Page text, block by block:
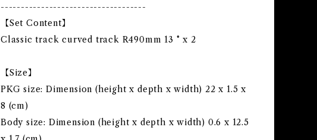
------------------------------------
【Set Content】
Classic track curved track R490mm 13 ° x 2
【Size】
PKG size: Dimension (height x depth x width) 22 x 1.5 x
8 (cm)
Body size: Dimension (height x depth x width) 0.6 x 12.5